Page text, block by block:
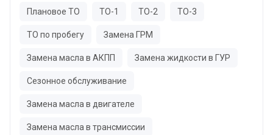
Плановое ТО ТО-1 ТО-2 ТО-3
ТО по пробегу Замена ГРМ
Замена масла в АКПП Замена жидкости в ГУР
Сезонное обслуживание
Замена масла в двигателе
Замена масла в трансмиссии